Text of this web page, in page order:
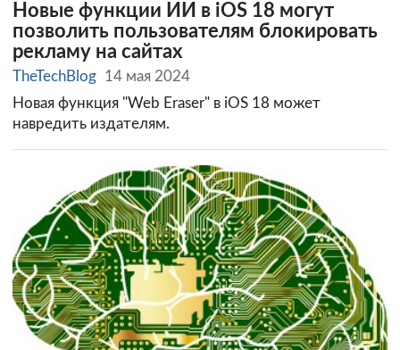
Новые функции ИИ в iOS 18 могут
позволить пользователям блокировать
рекламу на сайтах
TheTechBlog 14 мая 2024
Новая функция "Web Eraser" в iOS 18 может
навредить издателям.